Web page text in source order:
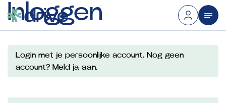
Inloggen
Login met je persoonlijke account. Nog geen
account? Meld ja aan.